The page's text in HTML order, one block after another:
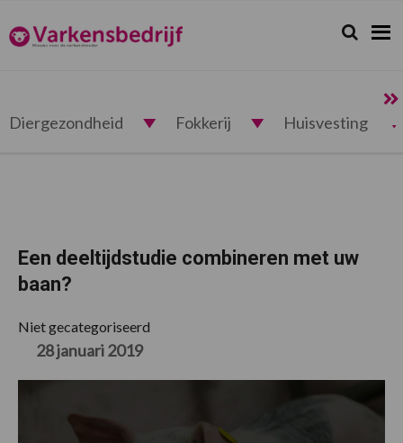
de
hoofdnavigatie
de
hoofd
de
eerste
de
voettekst
Varkensbedrijf.nl Zoeken...
Zoek
Diergezondheid Fokkerij Huisvesting
Een deeltijdstudie combineren met uw
baan?
Niet gecategoriseerd
28 januari 2019